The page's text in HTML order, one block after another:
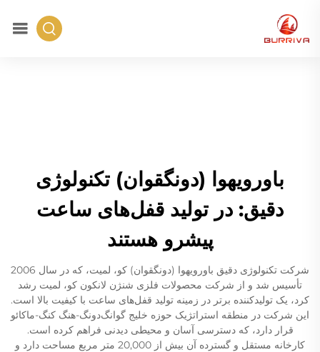
باورویهوا (دونگقوان) تکنولوژی
دقیق: در تولید قفل‌های ساعت
پیشرو هستند
شرکت تکنولوژی دقیق باورویهوا (دونگقوان) کو، لمیت، که در سال 2006
تأسیس شد و از شرکت محصولات فلزی شنژن لانکون کو، لمیت رشد
کرد، یک تولیدکننده برتر در زمینه تولید قفل‌های ساعت با کیفیت بالا است.
این شرکت در منطقه استراتژیک حوزه خلیج گوانگ‌دونگ-هنگ کنگ-ماکائو
قرار دارد، که دسترسی آسان و محیطی دیدنی فراهم کرده است.
کارخانه مستقل و گسترده آن بیش از 20,000 متر مربع مساحت دارد و